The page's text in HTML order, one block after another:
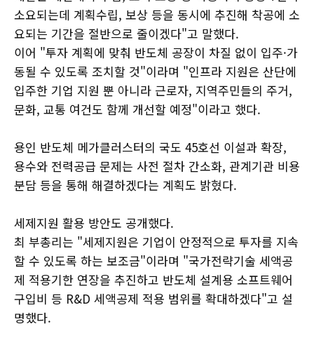
소요되는데 계획수립, 보상 등을 동시에 추진해 착공에 소
요되는 기간을 절반으로 줄이겠다"고 말했다.
이어 "투자 계획에 맞춰 반도체 공장이 차질 없이 입주·가
동될 수 있도록 조치할 것"이라며 "인프라 지원은 산단에
입주한 기업 지원 뿐 아니라 근로자, 지역주민들의 주거,
문화, 교통 여건도 함께 개선할 예정"이라고 했다.
용인 반도체 메가클러스터의 국도 45호선 이설과 확장,
용수와 전력공급 문제는 사전 절차 간소화, 관계기관 비용
분담 등을 통해 해결하겠다는 계획도 밝혔다.
세제지원 활용 방안도 공개했다.
최 부총리는 "세제지원은 기업이 안정적으로 투자를 지속
할 수 있도록 하는 보조금"이라며 "국가전략기술 세액공
제 적용기한 연장을 추진하고 반도체 설계용 소프트웨어
구입비 등 R&D 세액공제 적용 범위를 확대하겠다"고 설
명했다.